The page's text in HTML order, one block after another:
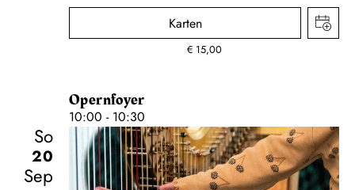
Karten
€ 15,00
Opernfoyer
10:00 - 10:30
So
20
Sep